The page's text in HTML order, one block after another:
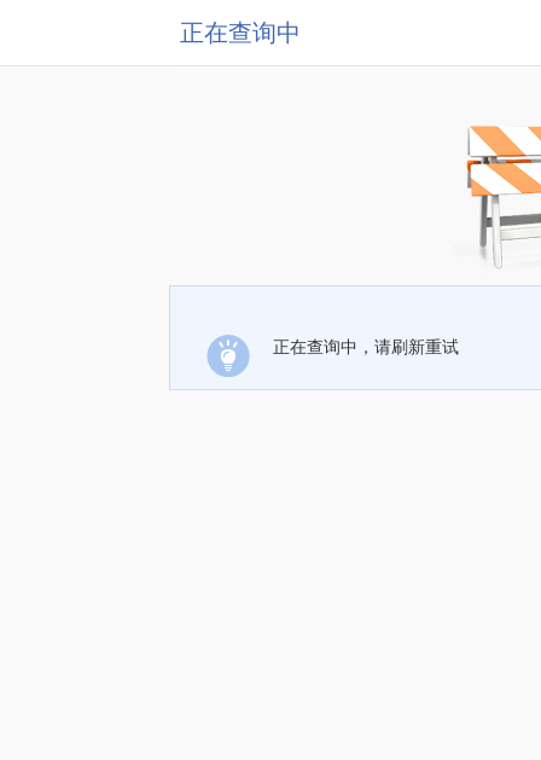
正在查询中
正在查询中，请刷新重试